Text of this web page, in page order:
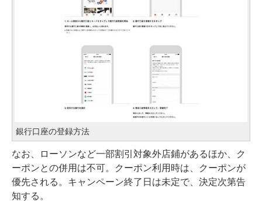
銀行口座の登録方法
なお、ローソンなど一部割引対象外店鋪があるほか、ク
ーポンとの併用は不可。クーポン利用時は、クーポンが
優先される。キャンペーン終了日は未定で、決定次第告
知する。